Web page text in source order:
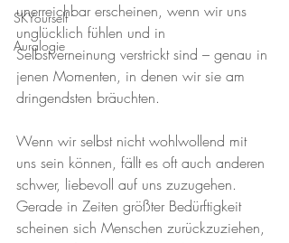
SKYourself
Auralogie
unerreichbar erscheinen, wenn wir uns
unglücklich fühlen und in
Selbstverneinung verstrickt sind – genau in
jenen Momenten, in denen wir sie am
dringendsten bräuchten.
Wenn wir selbst nicht wohlwollend mit
uns sein können, fällt es oft auch anderen
schwer, liebevoll auf uns zuzugehen.
Gerade in Zeiten größter Bedürftigkeit
scheinen sich Menschen zurückzuziehen,